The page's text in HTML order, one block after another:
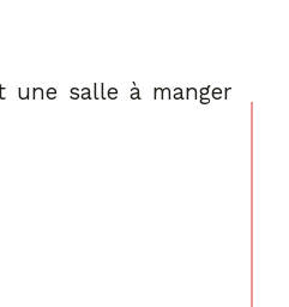
une salle à manger